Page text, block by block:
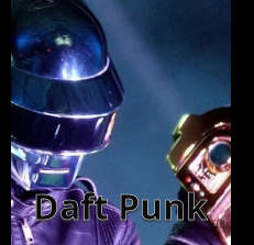
Daft Punk